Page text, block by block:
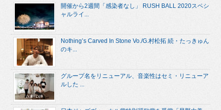
開催から2週間「感染者なし」 RUSH BALL 2020スペシ
ャルライ...
Nothing’s Carved In Stone Vo./G.村松拓 続・たっきゅん
のキ...
グループ名をリニューアル、音楽性はセミ・リニューア
ルした ...